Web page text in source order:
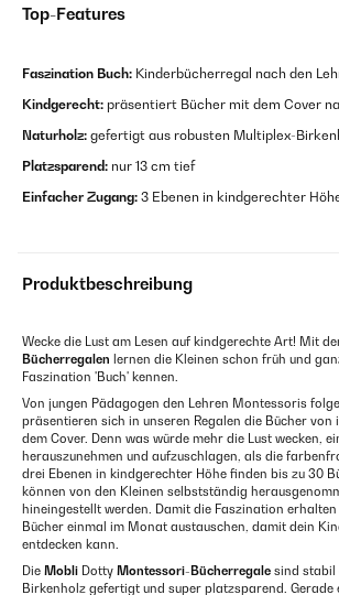
Top-Features
Faszination Buch: Kinderbücherregal nach den
Kindgerecht: präsentiert Bücher mit dem Cover
Naturholz: gefertigt aus robusten Multiplex-
Platzsparend: nur 13 cm tief
Einfacher Zugang: 3 Ebenen in kindgerechter
Produktbeschreibung
Wecke die Lust am Lesen auf kindgerechte Art! Mit
Bücherregalen lernen die Kleinen schon früh und
Faszination 'Buch' kennen.
Von jungen Pädagogen den Lehren Montessoris
präsentieren sich in unseren Regalen die Bücher von
dem Cover. Denn was würde mehr die Lust wecken,
herauszunehmen und aufzuschlagen, als die
drei Ebenen in kindgerechter Höhe finden bis zu 30
können von den Kleinen selbstständig
hineingestellt werden. Damit die Faszination
Bücher einmal im Monat austauschen, damit dein
entdecken kann.
Die Mobli Dotty Montessori-Bücherregale sind stabil
Birkenholz gefertigt und super platzsparend. Gerade